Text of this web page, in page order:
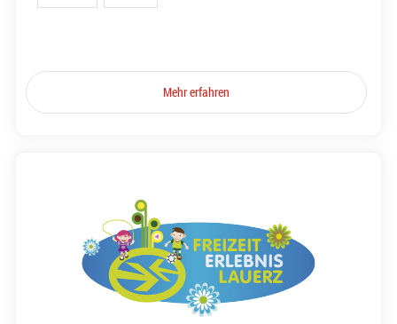
Mehr erfahren